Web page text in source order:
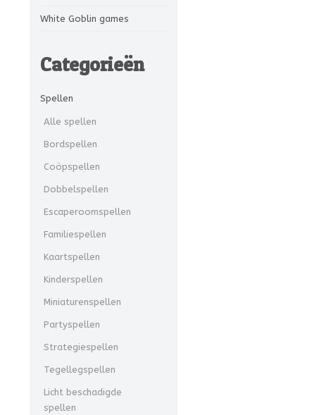
White Goblin games
Categorieën
Spellen
Alle spellen
Bordspellen
Coöpspellen
Dobbelspellen
Escaperoomspellen
Familiespellen
Kaartspellen
Kinderspellen
Miniaturenspellen
Partyspellen
Strategiespellen
Tegellegspellen
Licht beschadigde
spellen